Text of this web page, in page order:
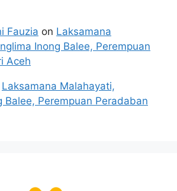
Fauzia on Laksamana
Inong Balee, Perempuan
Aceh
Laksamana Malahayati,
Balee, Perempuan Peradaban